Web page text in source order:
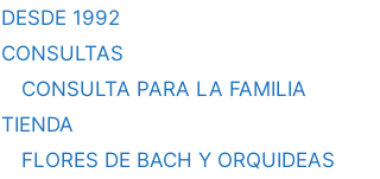
DESDE 1992
CONSULTAS
CONSULTA PARA LA FAMILIA
TIENDA
FLORES DE BACH Y ORQUIDEAS